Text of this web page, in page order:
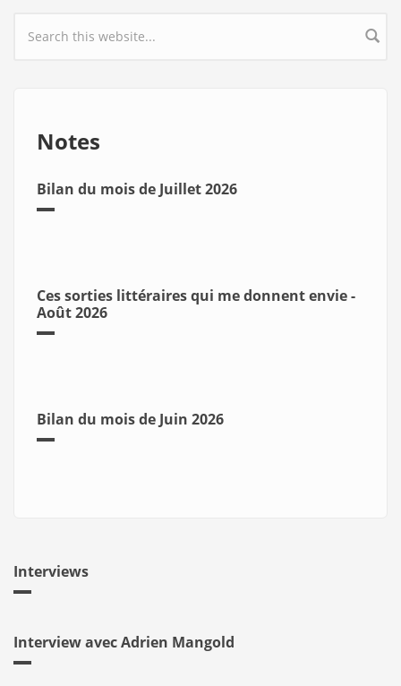
Search form
Notes
Bilan du mois de Juillet 2026
Ces sorties littéraires qui me donnent envie -
Août 2026
Bilan du mois de Juin 2026
Interviews
Interview avec Adrien Mangold